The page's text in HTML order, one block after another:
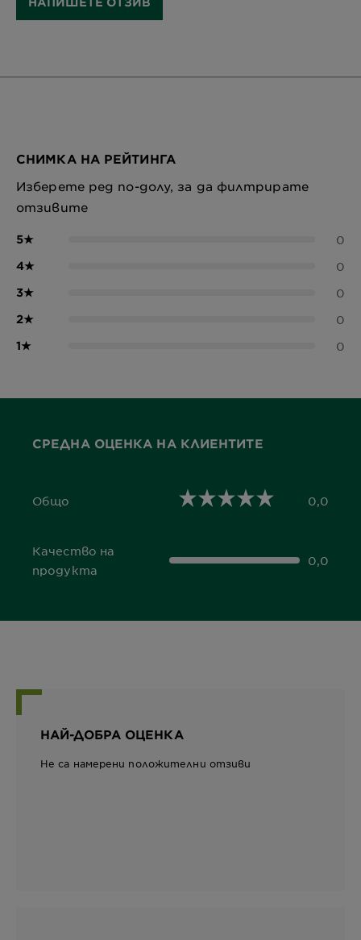
СНИМКА НА РЕЙТИНГА
Изберете ред по-долу, за да филтрирате
отзивите
5★ 0
4★ 0
3★ 0
2★ 0
1★ 0
СРЕДНА ОЦЕНКА НА КЛИЕНТИТЕ
Общо
0,0 out of 5 stars 0,0
Качество на
продукта
0,0 out of 5 stars 0,0
НАЙ-ДОБРА ОЦЕНКА
Не са намерени положителни отзиви